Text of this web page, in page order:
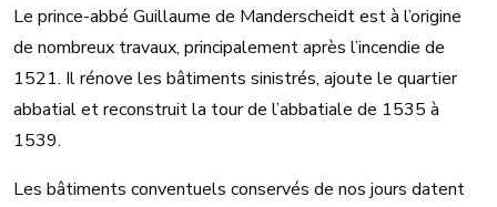
Le prince-abbé Guillaume de Manderscheidt est à l’origine
de nombreux travaux, principalement après l’incendie de
1521. Il rénove les bâtiments sinistrés, ajoute le quartier
abbatial et reconstruit la tour de l’abbatiale de 1535 à
1539.
Les bâtiments conventuels conservés de nos jours datent